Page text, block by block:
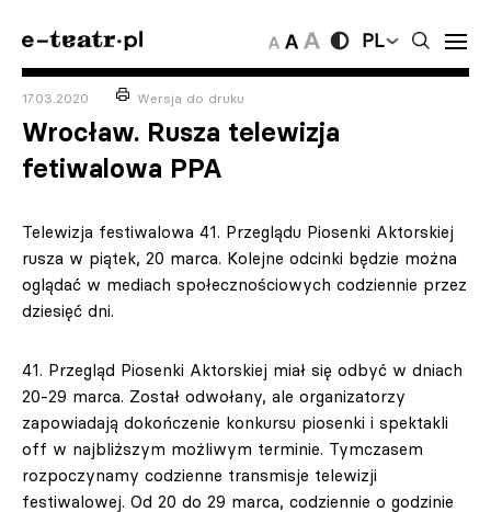
PL
17.03.2020 Wersja do druku
Wrocław. Rusza telewizja
fetiwalowa PPA
Telewizja festiwalowa 41. Przeglądu Piosenki Aktorskiej
rusza w piątek, 20 marca. Kolejne odcinki będzie można
oglądać w mediach społecznościowych codziennie przez
dziesięć dni.
41. Przegląd Piosenki Aktorskiej miał się odbyć w dniach
20-29 marca. Został odwołany, ale organizatorzy
zapowiadają dokończenie konkursu piosenki i spektakli
off w najbliższym możliwym terminie. Tymczasem
rozpoczynamy codzienne transmisje telewizji
festiwalowej. Od 20 do 29 marca, codziennie o godzinie